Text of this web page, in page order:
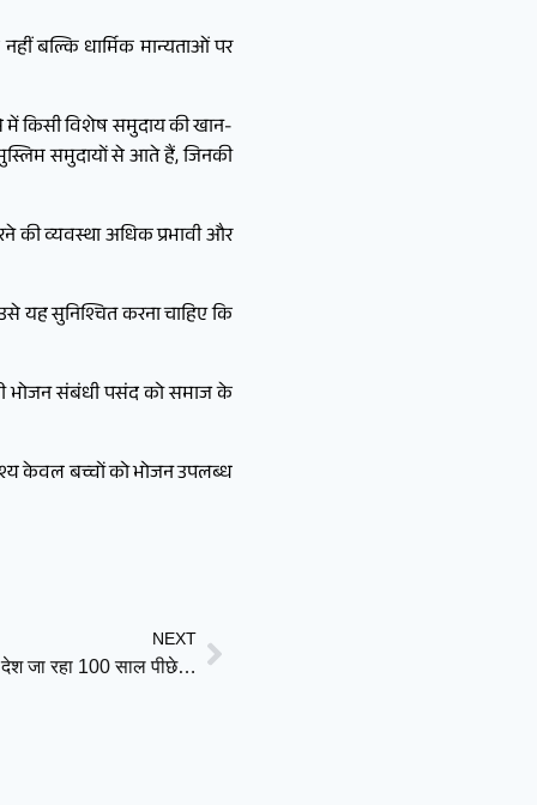
बल्कि धार्मिक मान्यताओं पर
में किसी विशेष समुदाय की खान-
समुदायों से आते हैं, जिनकी
की व्यवस्था अधिक प्रभावी और
यह सुनिश्चित करना चाहिए कि
भोजन संबंधी पसंद को समाज के
केवल बच्चों को भोजन उपलब्ध
NEXT
देश जा रहा 100 साल पीछे…